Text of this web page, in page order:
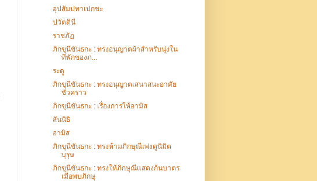
อุปสัมปทาเปกขะ
ปวัตตินี
ราชภัฏ
ภิกขุนีขันธกะ : ทรงอนุญาตผ้าสำหรับนุ่งใน
ที่พักของภ...
ระดู
ภิกขุนีขันธกะ : ทรงอนุญาตเสนาสนะอาศัย
ชั่วคราว
ภิกขุนีขันธกะ : เรื่องการให้อามิส
สันนิธิ
อามิส
ภิกขุนีขันธกะ : ทรงห้ามภิกษุณีเพ่งดูนิมิต
บุรุษ
ภิกขุนีขันธกะ : ทรงให้ภิกษุณีแสดงก้นบาตร
เมื่อพบภิกษุ